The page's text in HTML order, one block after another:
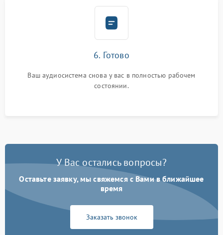
6. Готово
Ваш аудиосистема снова у вас в полностью рабочем
состоянии.
У Вас остались вопросы?
Оставьте заявку, мы свяжемся с Вами в ближайшее
время
Заказать звонок